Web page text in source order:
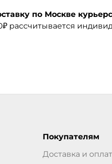
по Москве
рассчитывается
Покупателям
Доставка и